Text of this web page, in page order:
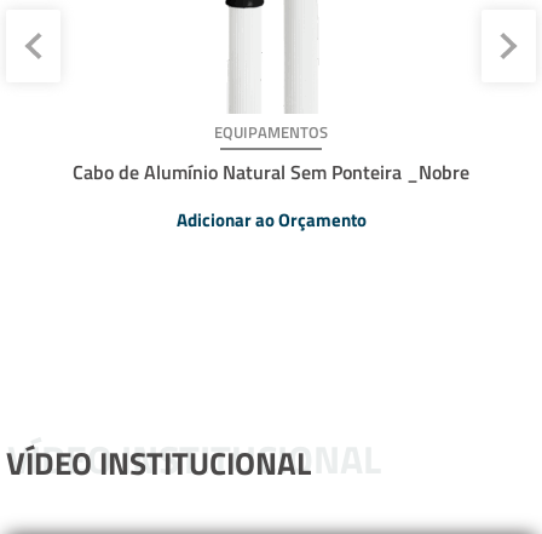
EQUIPAMENTOS
Cabo de Alumínio Natural Sem Ponteira _Nobre
Adicionar ao Orçamento
VÍDEO INSTITUCIONAL
VÍDEO INSTITUCIONAL